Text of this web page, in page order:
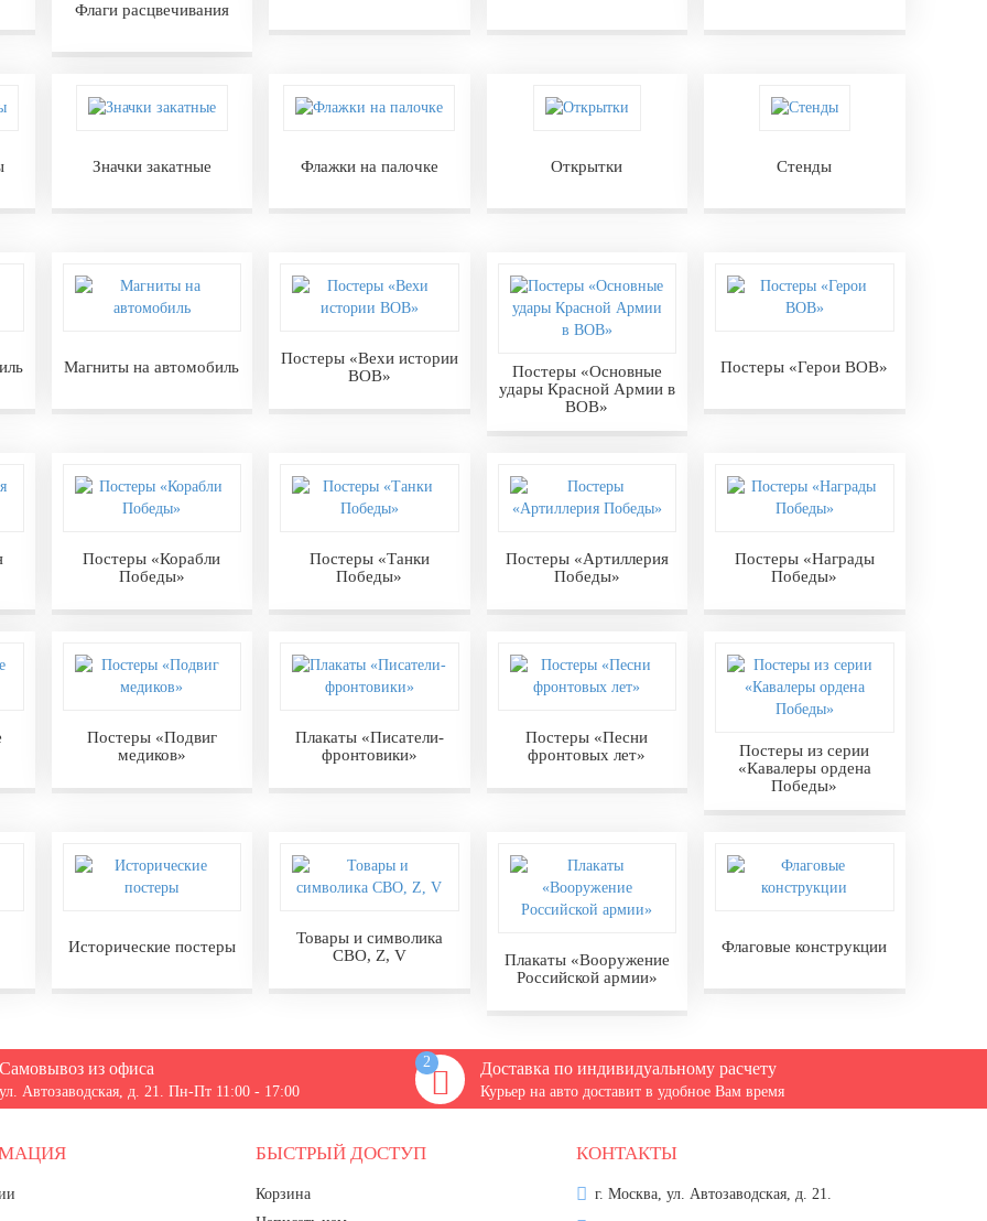
Флаги расцвечивания
Значки закатные Флажки на палочке Открытки Стенды
Магниты на автомобиль
Постеры «Вехи истории
ВОВ»
Постеры «Основные
удары Красной Армии в
ВОВ»
Постеры «Герои ВОВ»
Постеры «Корабли
Победы»
Постеры «Танки
Победы»
Постеры «Артиллерия
Победы»
Постеры «Награды
Победы»
Постеры «Подвиг
медиков»
Плакаты «Писатели-
фронтовики»
Постеры «Песни
фронтовых лет»
Постеры из серии
«Кавалеры ордена
Победы»
Исторические постеры
Товары и символика
СВО, Z, V
Плакаты «Вооружение
Российской армии»
Флаговые конструкции
Самовывоз из офиса
ул. Автозаводская, д. 21. Пн-Пт 11:00 - 17:00
2 Доставка по индивидуальному расчету
Курьер на авто доставит в удобное Вам время
БЫСТРЫЙ ДОСТУП
Корзина
КОНТАКТЫ
г. Москва, ул. Автозаводская, д. 21.